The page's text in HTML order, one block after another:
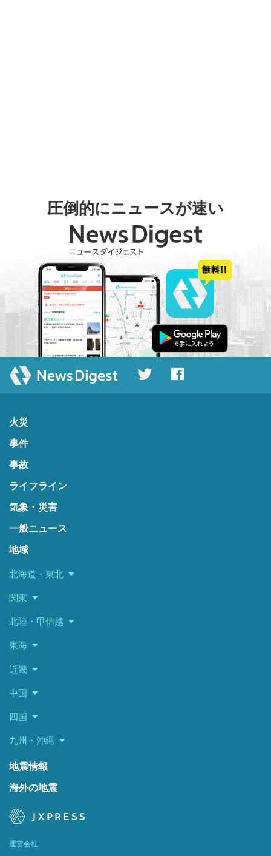
圧倒的にニュースが速い
火災
事件
事故
ライフライン
気象・災害
一般ニュース
地域
北海道・東北
関東
北陸・甲信越
東海
近畿
中国
四国
九州・沖縄
地震情報
海外の地震
運営会社